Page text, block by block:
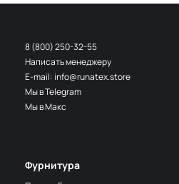
Фурнитура
8 (800) 250-32-55
Написать менеджеру
E-mail: info@runatex.store
Мы в Telegram
Мы в Макс